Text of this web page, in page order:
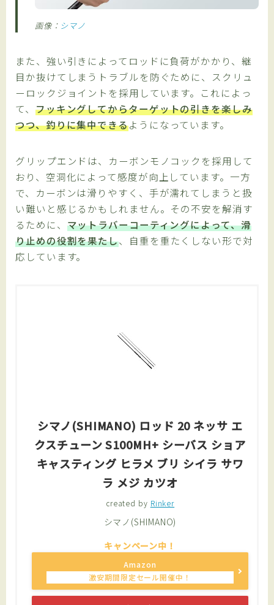
画像： シマノ
また、強い引きによってロッドに負荷がかかり、継
目か抜けてしまうトラブルを防ぐために、スクリュ
ーロックジョイントを採用しています。これによっ
て、 フッキングしてからターゲットの引きを楽しみ
つつ、釣りに集中できるようになっています。
グリップエンドは、カーボンモノコックを採用して
おり、空洞化によって感度が向上しています。一方
で、カーボンは滑りやすく、手が濡れてしまうと扱
い難いと感じるかもしれません。その不安を解消す
るために、 マットラバーコーティングによって、滑
り止めの役割を果たし、自重を重たくしない形で対
応しています。
シマノ(SHIMANO) ロッド 20 ネッサ エ
クスチューン S100MH+ シーバス ショア
キャスティング ヒラメ ブリ シイラ サワ
ラ メジ カツオ
created by Rinker
シマノ(SHIMANO)
Amazon